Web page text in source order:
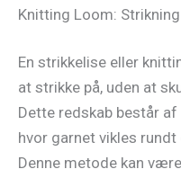
Knitting Loom:
En strikkelise eller
at strikke på, uden at
Dette redskab består
hvor garnet vikles
Denne metode kan